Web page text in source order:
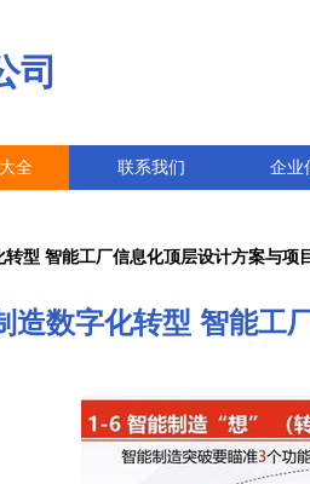
司
全 联系我们 企业
转型 智能工厂信息化顶层设计方案与项
造数字化转型 智能工